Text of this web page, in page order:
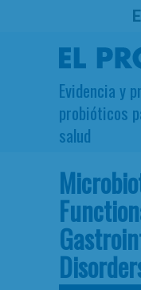
Evidencia y
probióticos
salud